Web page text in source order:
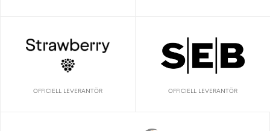
OFFICIELL LEVERANTÖR OFFICIELL LEVERANTÖR